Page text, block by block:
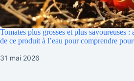
Tomates plus grosses et plus savoureuses
de ce produit à l’eau pour comprendre
31 mai 2026